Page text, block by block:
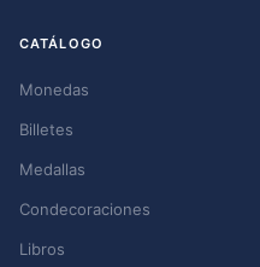
CATÁLOGO
Monedas
Billetes
Medallas
Condecoraciones
Libros